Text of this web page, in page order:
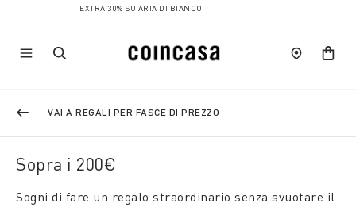
EXTRA 30% SU ARIA DI BIANCO
VAI A REGALI PER FASCE DI PREZZO
Sopra i 200€
Sogni di fare un regalo straordinario senza svuotare il